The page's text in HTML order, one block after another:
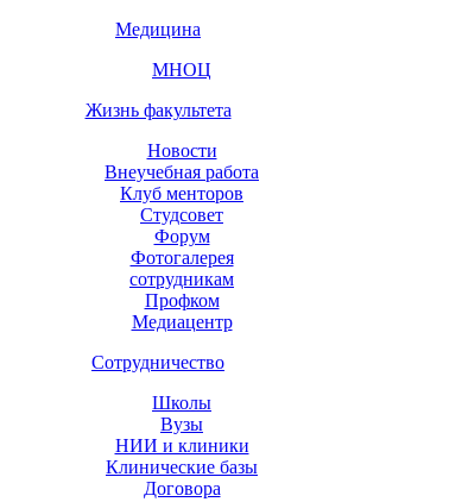
Медицина
МНОЦ
Жизнь факультета
Новости
Внеучебная работа
Клуб менторов
Студсовет
Форум
Фотогалерея
сотрудникам
Профком
Медиацентр
Сотрудничество
Школы
Вузы
НИИ и клиники
Клинические базы
Договора